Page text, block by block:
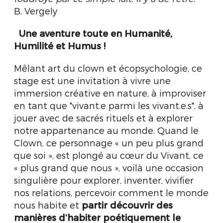
B. Vergely
Une aventure toute en Humanité,
Humilité et Humus !
Mêlant art du clown et écopsychologie, ce
stage est une invitation à vivre une
immersion créative en nature, à improviser
en tant que "vivant.e parmi les vivant.e.s", à
jouer avec de sacrés rituels et à explorer
notre appartenance au monde. Quand le
Clown, ce personnage « un peu plus grand
que soi », est plongé au cœur du Vivant, ce
« plus grand que nous », voilà une occasion
singulière pour explorer, inventer, vivifier
nos relations, percevoir comment le monde
nous habite et partir découvrir des
manières d’habiter poétiquement le